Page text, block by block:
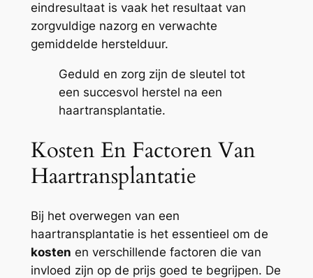
eindresultaat is vaak het resultaat van
zorgvuldige nazorg en verwachte
gemiddelde herstelduur.
Geduld en zorg zijn de sleutel tot
een succesvol herstel na een
haartransplantatie.
Kosten En Factoren Van
Haartransplantatie
Bij het overwegen van een
haartransplantatie is het essentieel om de
kosten en verschillende factoren die van
invloed zijn op de prijs goed te begrijpen. De